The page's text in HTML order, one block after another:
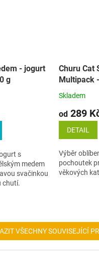
- jogurt
g
s
medem
svačinkou
chutí.
Churu Cat
Multipack
Skladem
od 289
DETAIL
Výběr
pochoutek
věkových
VŠECHNY SOUVISEJÍCÍ